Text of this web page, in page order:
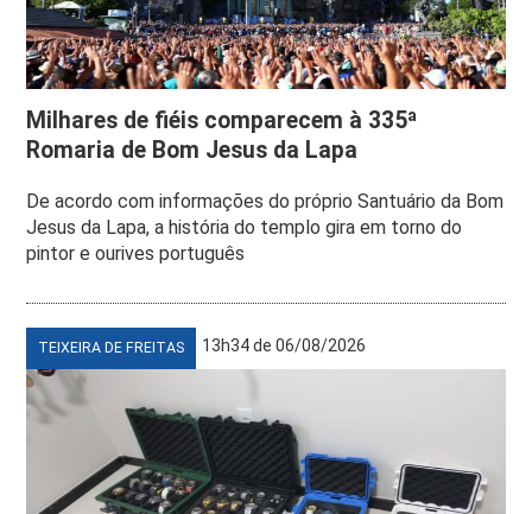
Milhares de fiéis comparecem à 335ª
Romaria de Bom Jesus da Lapa
De acordo com informações do próprio Santuário da Bom
Jesus da Lapa, a história do templo gira em torno do
pintor e ourives português
TEIXEIRA DE FREITAS 13h34 de 06/08/2026